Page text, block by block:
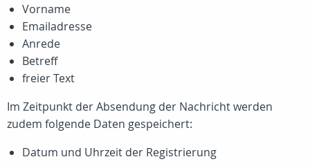
Vorname
Emailadresse
Anrede
Betreff
freier Text
Im Zeitpunkt der Absendung der Nachricht werden
zudem folgende Daten gespeichert:
Datum und Uhrzeit der Registrierung